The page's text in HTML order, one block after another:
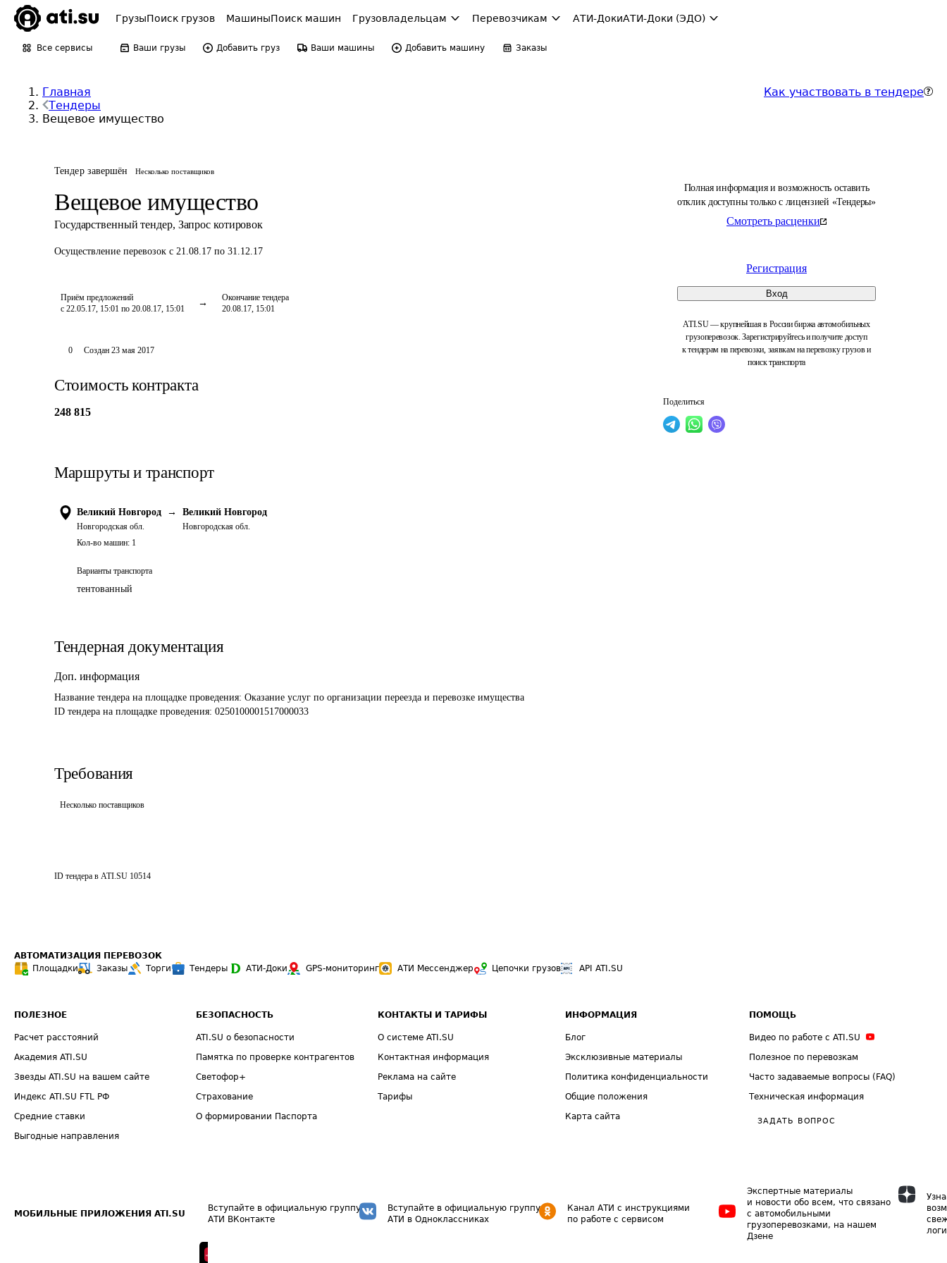
ГрузыПоиск грузов МашиныПоиск машин Грузовладельцам Перевозчикам АТИ-ДокиАТИ-Доки (ЭДО)
Все сервисы Ваши грузы Добавить груз Ваши машины Добавить машину Заказы
Главная
Тендеры
Вещевое имущество
Как участвовать в тендере
Тендер завершён Несколько поставщиков
Вещевое имущество
Государственный тендер, Запрос котировок
Осуществление перевозок с 21.08.17 по 31.12.17
Приём предложений
с 22.05.17, 15:01 по 20.08.17, 15:01
Окончание тендера
20.08.17, 15:01
Полная информация и возможность оставить
отклик доступны только с лицензией «Тендеры»
Смотреть расценки
Регистрация
Вход
ATI.SU — крупнейшая в России биржа автомобильных
грузоперевозок. Зарегистрируйтесь и получите доступ
к тендерам на перевозки, заявкам на перевозку грузов и
поиск транспорта
Поделиться
0 Создан 23 мая 2017
Стоимость контракта
248 815
Маршруты и транспорт
Великий Новгород →
Новгородская обл.
Великий Новгород
Новгородская обл.
Кол-во машин: 1
Варианты транспорта
тентованный
Тендерная документация
Доп. информация
Название тендера на площадке проведения: Оказание услуг по организации переезда и перевозке имущества
ID тендера на площадке проведения: 0250100001517000033
Требования
Несколько поставщиков
ID тендера в ATI.SU 10514
АВТОМАТИЗАЦИЯ ПЕРЕВОЗОК
Площадки
Заказы Торги Тендеры АТИ-Доки GPS-мониторинг АТИ Мессенджер Цепочки грузов API ATI.SU
ПОЛЕЗНОЕ
Расчет расстояний
Академия ATI.SU
Звезды ATI.SU на вашем сайте
Индекс ATI.SU FTL РФ
Средние ставки
Выгодные направления
БЕЗОПАСНОСТЬ
ATI.SU о безопасности
Памятка по проверке контрагентов
Светофор+
Страхование
О формировании Паспорта
КОНТАКТЫ И ТАРИФЫ
О системе ATI.SU
Контактная информация
Реклама на сайте
Тарифы
ИНФОРМАЦИЯ
Блог
Эксклюзивные материалы
Политика конфиденциальности
Общие положения
Карта сайта
ПОМОЩЬ
Видео по работе с ATI.SU
Полезное по перевозкам
Часто задаваемые вопросы (FAQ)
Техническая информация
ЗАДАТЬ ВОПРОС
МОБИЛЬНЫЕ ПРИЛОЖЕНИЯ ATI.SU
Вступайте в официальную группу
АТИ ВКонтакте
Вступайте в официальную группу
АТИ в Одноклассниках
Канал АТИ с инструкциями
по работе с сервисом
Экспертные материалы
и новости обо всем, что связано
с автомобильными
грузоперевозками, на нашем
Дзене